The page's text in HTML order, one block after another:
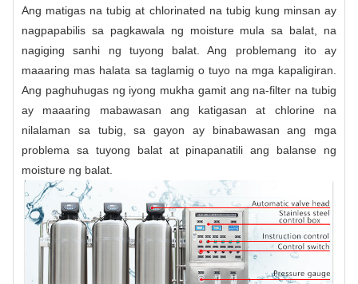
Ang matigas na tubig at chlorinated na tubig kung minsan ay
nagpapabilis sa pagkawala ng moisture mula sa balat, na
nagiging sanhi ng tuyong balat. Ang problemang ito ay
maaaring mas halata sa taglamig o tuyo na mga kapaligiran.
Ang paghuhugas ng iyong mukha gamit ang na-filter na tubig
ay maaaring mabawasan ang katigasan at chlorine na
nilalaman sa tubig, sa gayon ay binabawasan ang mga
problema sa tuyong balat at pinapanatili ang balanse ng
moisture ng balat.